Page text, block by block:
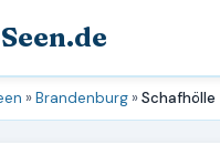
»Brandenburg »Schafhölle